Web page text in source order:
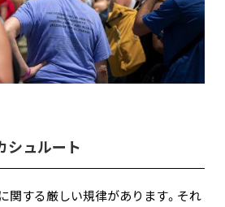
シュルート
関する厳しい規律があります。それ